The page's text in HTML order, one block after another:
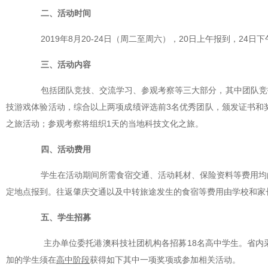
二、活动时间
2019年8月20-24日（周二至周六），20日上午报到，24日下
三、活动内容
包括团队竞技、交流学习、参观考察等三大部分，其中团队
技游戏体验活动，综合以上两项成绩评选前3名优秀团队，颁发证书
之旅活动；参观考察将组织1天的当地科技文化之旅。
四、活动费用
学生在活动期间所需食宿交通、活动耗材、保险资料等费用均
定地点报到。往返肇庆交通以及中转旅途发生的食宿等费用由学校和
五、学生招募
主办单位委托港澳科技社团机构各招募18名高中学生。省内
加的学生须在高中阶段获得如下其中一项奖项或参加相关活动。